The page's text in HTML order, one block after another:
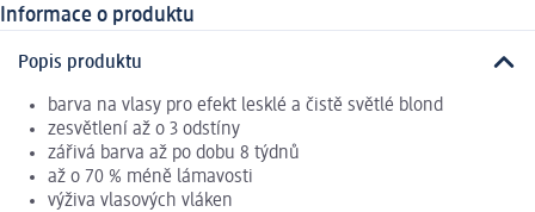
Informace o produktu
Popis produktu
barva na vlasy pro efekt lesklé a čistě světlé blond
zesvětlení až o 3 odstíny
zářivá barva až po dobu 8 týdnů
až o 70 % méně lámavosti
výživa vlasových vláken